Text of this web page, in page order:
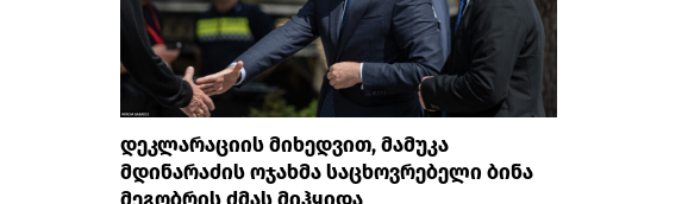
დეკლარაციის მიხედვით, მამუკა
მდინარაძის ოჯახმა საცხოვრებელი ბინა